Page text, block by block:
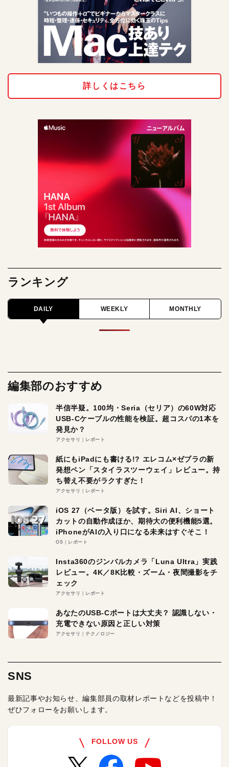
詳しくはこちら
ランキング
DAILY WEEKLY MONTHLY
編集部のおすすめ
半信半疑。100均・Seria（セリア）の60W対応
USB-Cケーブルの性能を検証。超コスパの1本を
発見か？
アクセサリ レポート
紙にもiPadにも書ける!? エレコム×ゼブラの新
発想ペン「スタイラスツーウェイ」レビュー。持
ち替え不要がラクすぎた！
アクセサリ レポート
iOS 27（ベータ版）を試す。Siri AI、ショート
カットの自動作成ほか、期待大の便利機能5選。
iPhoneがAIの入り口になる未来はすぐそこ！
OS レポート
Insta360のジンバルカメラ「Luna Ultra」実践
レビュー。4K／8K比較・ズーム・夜間撮影をチ
ェック
アクセサリ レポート
あなたのUSB-Cポートは大丈夫？ 認識しない・
充電できない原因と正しい対策
アクセサリ テクノロジー
SNS
最新記事やお知らせ、編集部員の取材レポートなどを投稿中！
ぜひフォローをお願いします。
FOLLOW US